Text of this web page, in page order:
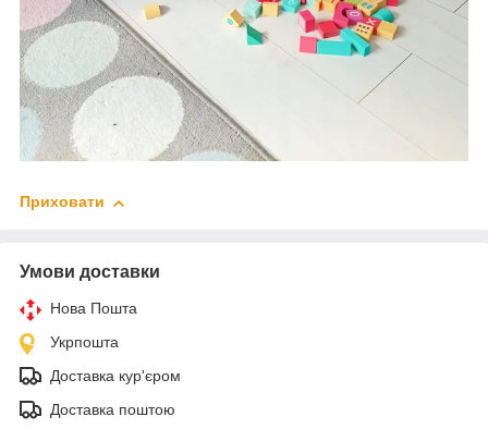
Приховати
Умови доставки
Нова Пошта
Укрпошта
Доставка кур'єром
Доставка поштою